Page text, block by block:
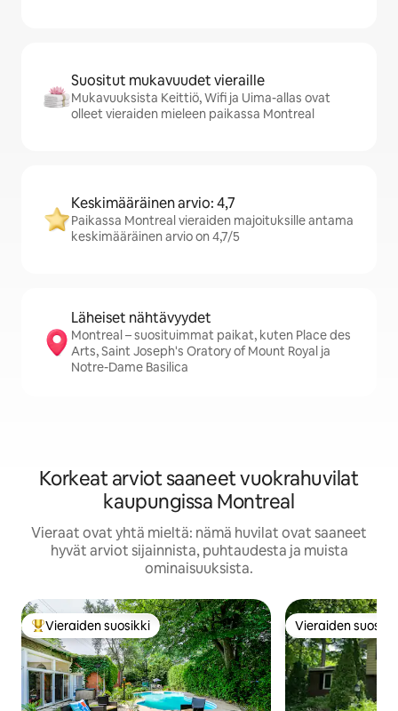
Suositut mukavuudet vieraille
Mukavuuksista Keittiö, Wifi ja Uima-allas ovat
olleet vieraiden mieleen paikassa Montreal
Keskimääräinen arvio: 4,7
Paikassa Montreal vieraiden majoituksille antama
keskimääräinen arvio on 4,7/5
Läheiset nähtävyydet
Montreal – suosituimmat paikat, kuten Place des
Arts, Saint Joseph's Oratory of Mount Royal ja
Notre-Dame Basilica
Korkeat arviot saaneet vuokrahuvilat
kaupungissa Montreal
Vieraat ovat yhtä mieltä: nämä huvilat ovat saaneet
hyvät arviot sijainnista, puhtaudesta ja muista
ominaisuuksista.
Vieraiden suosikkien parhaimmistoa
Vieraiden suosikki Vieraiden
Vieraiden